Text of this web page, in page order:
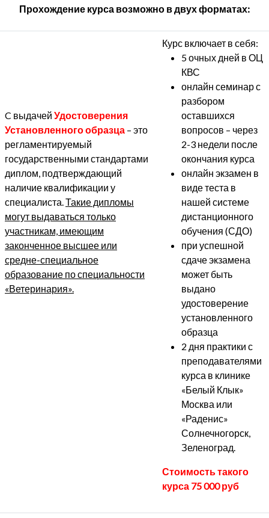
Прохождение курса возможно в двух форматах:
C выдачей Удостоверения
Установленного образца – это
регламентируемый
государственными стандартами
диплом, подтверждающий
наличие квалификации у
специалиста.Такие дипломы
могут выдаваться только
участникам, имеющим
законченное высшее или
средне-специальное
образование по специальности
«Ветеринария».
Курс включает в себя:
5 очных дней в ОЦ
КВС
онлайн семинар с
разбором
оставшихся
вопросов – через
2-3 недели после
окончания курса
онлайн экзамен в
виде теста в
нашей системе
дистанционного
обучения (СДО)
при успешной
сдаче экзамена
может быть
выдано
удостоверение
установленного
образца
2 дня практики с
преподавателями
курса в клинике
«Белый Клык»
Москва или
«Раденис»
Солнечногорск,
Зеленоград.
Стоимость такого
курса 75 000 руб